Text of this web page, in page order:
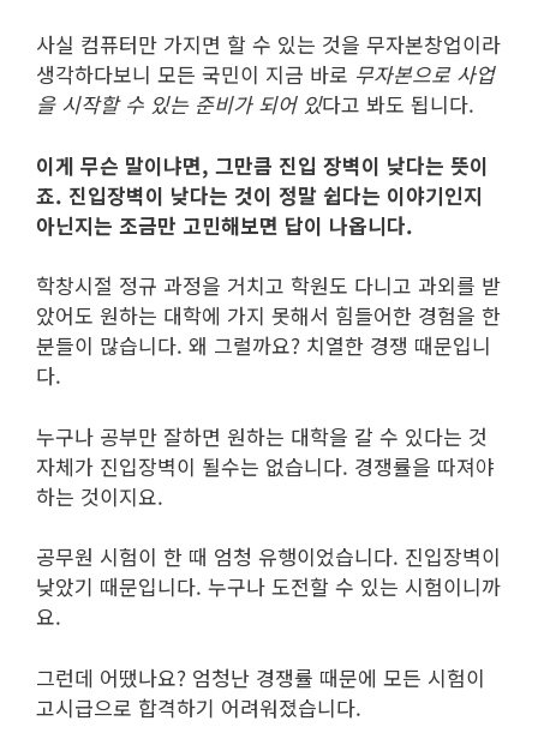
사실 컴퓨터만 가지면 할 수 있는 것을 무자본창업이라
생각하다보니 모든 국민이 지금 바로 무자본으로 사업
을 시작할 수 있는 준비가 되어 있다고 봐도 됩니다.
이게 무슨 말이냐면, 그만큼 진입 장벽이 낮다는 뜻이
죠. 진입장벽이 낮다는 것이 정말 쉽다는 이야기인지
아닌지는 조금만 고민해보면 답이 나옵니다.
학창시절 정규 과정을 거치고 학원도 다니고 과외를 받
았어도 원하는 대학에 가지 못해서 힘들어한 경험을 한
분들이 많습니다. 왜 그럴까요? 치열한 경쟁 때문입니
다.
누구나 공부만 잘하면 원하는 대학을 갈 수 있다는 것
자체가 진입장벽이 될수는 없습니다. 경쟁률을 따져야
하는 것이지요.
공무원 시험이 한 때 엄청 유행이었습니다. 진입장벽이
낮았기 때문입니다. 누구나 도전할 수 있는 시험이니까
요.
그런데 어땠나요? 엄청난 경쟁률 때문에 모든 시험이
고시급으로 합격하기 어려워졌습니다.